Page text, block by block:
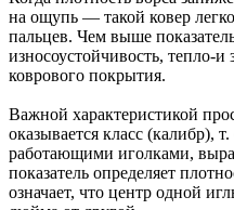
на ощупь — такой ковер
пальцев. Чем выше
износоустойчивость, тепло-и
коврового покрытия.
Важной характеристикой
оказывается класс (калибр),
работающими иголками,
показатель определяет
означает, что центр одной